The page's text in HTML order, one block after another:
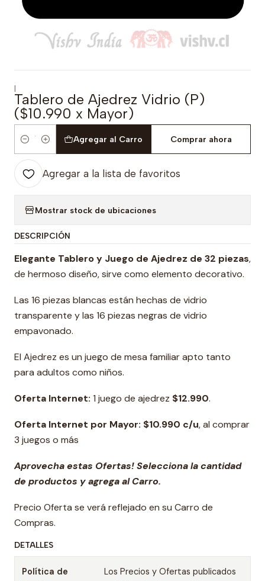
|
Tablero de Ajedrez Vidrio (P)
($10.990 x Mayor)
Cantidad
Agregar al Carro Comprar ahora
Agregar a la lista de favoritos
Mostrar stock de ubicaciones
DESCRIPCIÓN
Elegante Tablero y Juego de Ajedrez de 32 piezas,
de hermoso diseño, sirve como elemento decorativo.
Las 16 piezas blancas están hechas de vidrio
transparente y las 16 piezas negras de vidrio
empavonado.
El Ajedrez es un juego de mesa familiar apto tanto
para adultos como niños.
Oferta Internet: 1 juego de ajedrez $12.990.
Oferta Internet por Mayor: $10.990 c/u, al comprar
3 juegos o más
Aprovecha estas Ofertas! Selecciona la cantidad
de productos y agrega al Carro.
Precio Oferta se verá reflejado en su Carro de
Compras.
DETALLES
Política de
Los Precios y Ofertas publicados